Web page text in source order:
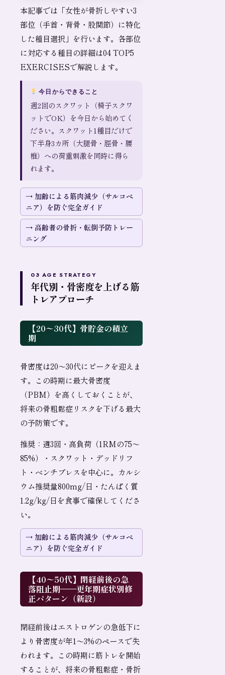
本記事では「女性が骨折しやすい3
部位（手首・背骨・股関節）に特化
した種目選択」を行います。各部位
に対応する種目の詳細は04 TOP5
EXERCISESで解説します。
今日からできること
週2回のスクワット（椅子スクワ
ットでOK）を今日から始めてく
ださい。スクワット1種目だけで
下半身3カ所（大腿骨・脛骨・腰
椎）への荷重刺激を同時に得ら
れます。
加齢による筋肉減少（サルコペ
ニア）を防ぐ完全ガイド
高齢者の骨折・転倒予防トレー
ニング
03 AGE STRATEGY
年代別・骨密度を上げる筋
トレアプローチ
【20〜30代】骨貯金の積立
期
骨密度は20〜30代にピークを迎えま
す。この時期に最大骨密度
（PBM）を高くしておくことが、
将来の骨粗鬆症リスクを下げる最大
の予防策です。
推奨：週3回・高負荷（1RMの75〜
85%）・スクワット・デッドリフ
ト・ベンチプレスを中心に。カルシ
ウム推奨量800mg/日・たんぱく質
1.2g/kg/日を食事で確保してくださ
い。
加齢による筋肉減少（サルコペ
ニア）を防ぐ完全ガイド
【40〜50代】閉経前後の急
落阻止期——更年期症状別修
正パターン（新設）
閉経前後はエストロゲンの急低下に
より骨密度が年1〜3%のペースで失
われます。この時期に筋トレを開始
することが、将来の骨粗鬆症・骨折